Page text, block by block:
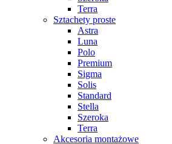
Terra
Sztachety proste
Astra
Luna
Polo
Premium
Sigma
Solis
Standard
Stella
Szeroka
Terra
Akcesoria montażowe